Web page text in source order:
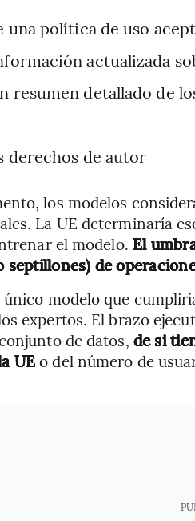
una política de uso
actualizada
resumen detallado de
derechos de autor
los modelos
La UE determinaría
el modelo. El
septillones) de
modelo que
expertos. El brazo
de datos, de si
UEo del número de